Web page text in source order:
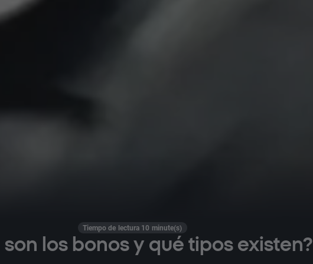
Tiempo de lectura 10 minute(s)
son los bonos y qué tipos existen?